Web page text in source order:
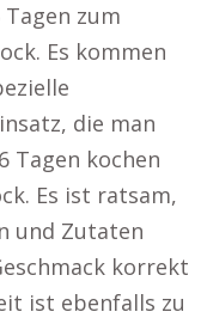
zum
Es kommen
die man
Tagen kochen
Es ist ratsam,
und Zutaten
korrekt
ist ebenfalls zu